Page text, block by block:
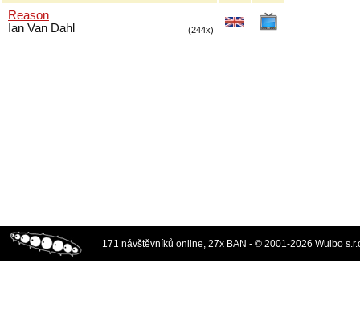
Reason
Ian Van Dahl
(244x)
171 návštěvníků online, 27x BAN - © 2001-2026 Wulbo